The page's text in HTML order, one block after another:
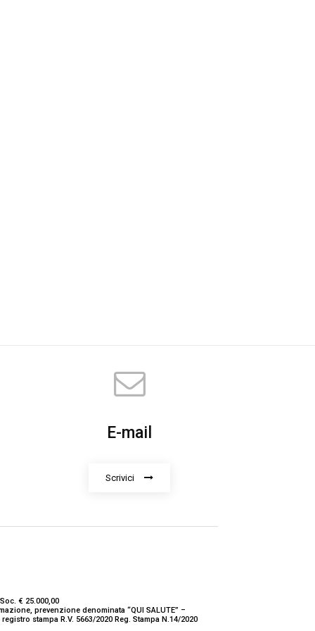
E-mail
Scrivici
€ 25.000,00
prevenzione denominata “QUI SALUTE” –
stampa R.V. 5663/2020 Reg. Stampa N.14/2020